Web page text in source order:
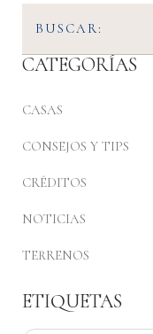
CATEGORÍAS
CASAS
CONSEJOS Y TIPS
CRÉDITOS
NOTICIAS
TERRENOS
ETIQUETAS